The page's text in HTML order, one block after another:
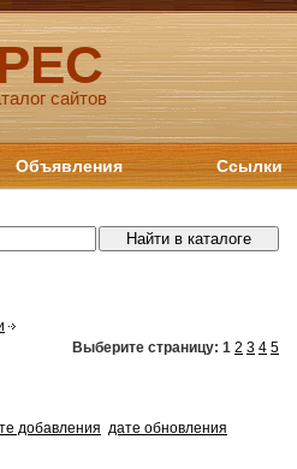
сайтов
Объявления Ссылки
Выберите страницу: 1 2 3 4 5
добавления дате обновления